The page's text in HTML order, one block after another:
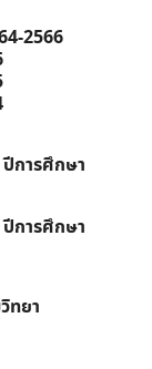
2566
การศึกษา
การศึกษา
ทยา